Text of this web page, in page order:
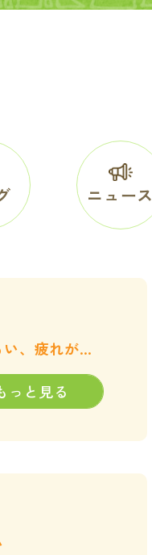
ニュース
腰の痛み、足が重だるい、疲れがなかなかとれない・・・何とかしてください
っと見る